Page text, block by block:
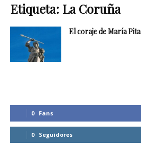
Etiqueta: La Coruña
El coraje de María Pita
0 Fans
0 Seguidores